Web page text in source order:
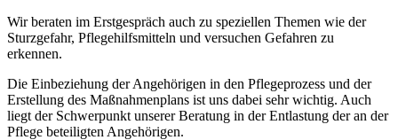
Wir beraten im Erstgespräch auch zu speziellen Themen wie der
Sturzgefahr, Pflegehilfsmitteln und versuchen Gefahren zu
erkennen.
Die Einbeziehung der Angehörigen in den Pflegeprozess und der
Erstellung des Maßnahmenplans ist uns dabei sehr wichtig. Auch
liegt der Schwerpunkt unserer Beratung in der Entlastung der an der
Pflege beteiligten Angehörigen.